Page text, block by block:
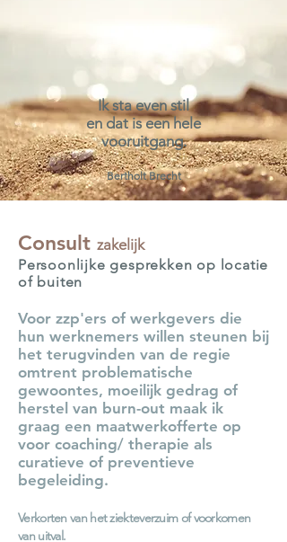
Ik sta even stil
en dat is een hele
vooruitgang.
Bertholt Brecht
Consult zakelijk
Persoonlijke gesprekken op locatie
of buiten
Voor zzp'ers of werkgevers die
hun werknemers willen steunen bij
het terugvinden van de regie
omtrent problematische
gewoontes, moeilijk gedrag of
herstel van burn-out maak ik
graag een maatwerkofferte op
voor coaching/ therapie als
curatieve of preventieve
begeleiding.
Verkorten van het ziekteverzuim of voorkomen
van uitval.